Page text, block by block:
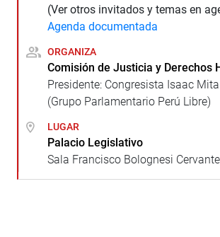
(Ver otros invitados y temas en
Agenda documentada
ORGANIZA
Comisión de Justicia y Derechos
Presidente: Congresista Isaac
(Grupo Parlamentario Perú Libre)
LUGAR
Palacio Legislativo
Sala Francisco Bolognesi